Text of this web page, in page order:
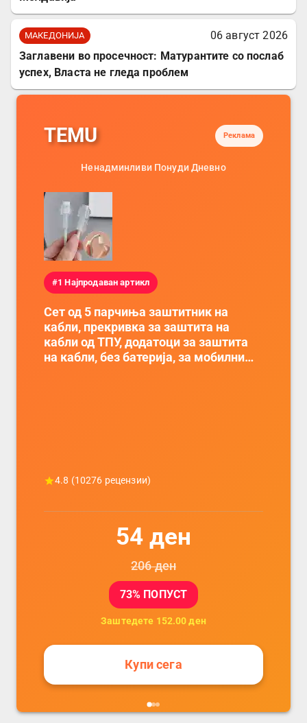
МАКЕДОНИЈА
06 август 2026
Заглавени во просечност: Матурантите со послаб
успех, Власта не гледа проблем
TEMU Реклама
Ненадминливи Понуди Дневно
#1 Најпродаван артикл
Сет од 5 парчиња заштитник на
кабли, прекривка за заштита на
кабли од ТПУ, додатоци за заштита
на кабли, без батерија, за мобилни
4.8 (10276 рецензии)
54 ден
206ден
73% ПОПУСТ
Заштедете 152.00 ден
Купи сега